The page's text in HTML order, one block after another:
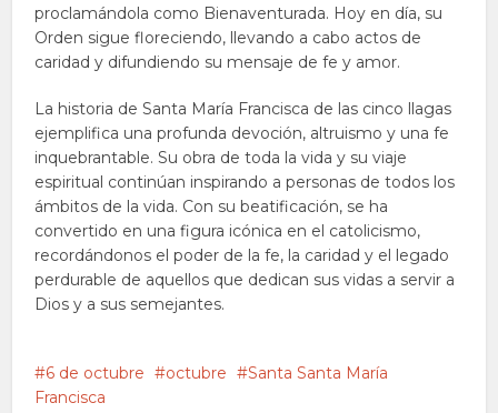
proclamándola como Bienaventurada. Hoy en día, su
Orden sigue floreciendo, llevando a cabo actos de
caridad y difundiendo su mensaje de fe y amor.
La historia de Santa María Francisca de las cinco llagas
ejemplifica una profunda devoción, altruismo y una fe
inquebrantable. Su obra de toda la vida y su viaje
espiritual continúan inspirando a personas de todos los
ámbitos de la vida. Con su beatificación, se ha
convertido en una figura icónica en el catolicismo,
recordándonos el poder de la fe, la caridad y el legado
perdurable de aquellos que dedican sus vidas a servir a
Dios y a sus semejantes.
6 de octubre octubre
Santa Santa María
Francisca